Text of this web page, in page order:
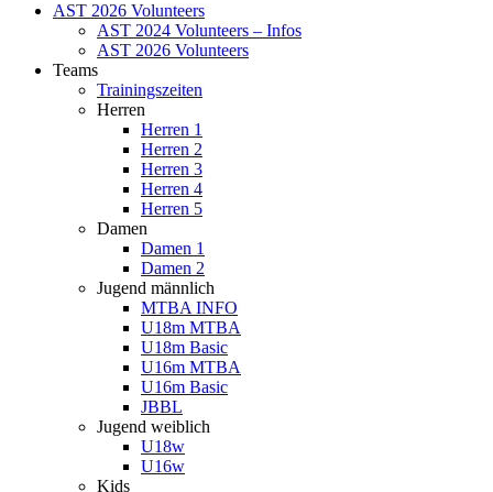
AST 2026 Volunteers
AST 2024 Volunteers – Infos
AST 2026 Volunteers
Teams
Trainingszeiten
Herren
Herren 1
Herren 2
Herren 3
Herren 4
Herren 5
Damen
Damen 1
Damen 2
Jugend männlich
MTBA INFO
U18m MTBA
U18m Basic
U16m MTBA
U16m Basic
JBBL
Jugend weiblich
U18w
U16w
Kids